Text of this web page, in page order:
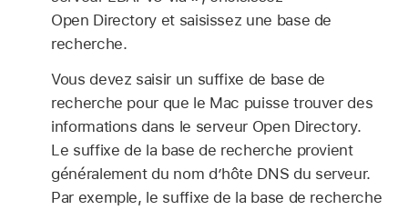
Open Directory et saisissez une base de
recherche.
Vous devez saisir un suffixe de base de
recherche pour que le Mac puisse trouver des
informations dans le serveur Open Directory.
Le suffixe de la base de recherche provient
généralement du nom d’hôte DNS du serveur.
Par exemple, le suffixe de la base de recherche